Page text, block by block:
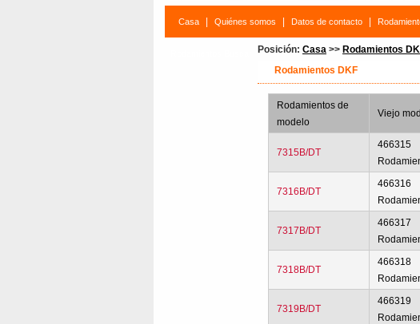
Casa Quiénes somos Datos de contacto
Posición: Casa >> Rodamientos
Rodamientos DKF
Rodamientos de
modelo
Viejo
7315B/DT
466315
7316B/DT
466316
7317B/DT
466317
7318B/DT
466318
7319B/DT
466319